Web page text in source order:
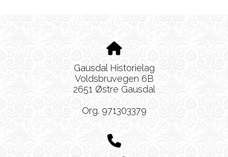
Gausdal Historielag
Voldsbruvegen 6B
2651 Østre Gausdal
Org. 971303379